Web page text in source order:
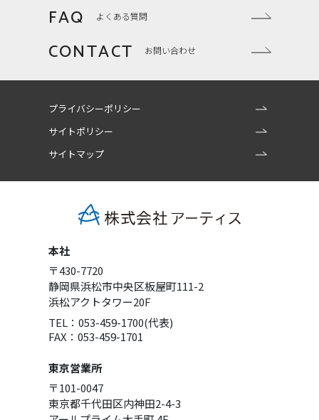
FAQ よくある質問
CONTACT お問い合わせ
プライバシーポリシー
サイトポリシー
サイトマップ
本社
〒430-7720
静岡県浜松市中央区板屋町111-2
浜松アクトタワー20F
TEL：053-459-1700(代表)
FAX：053-459-1701
東京営業所
〒101-0047
東京都千代田区内神田2-4-3